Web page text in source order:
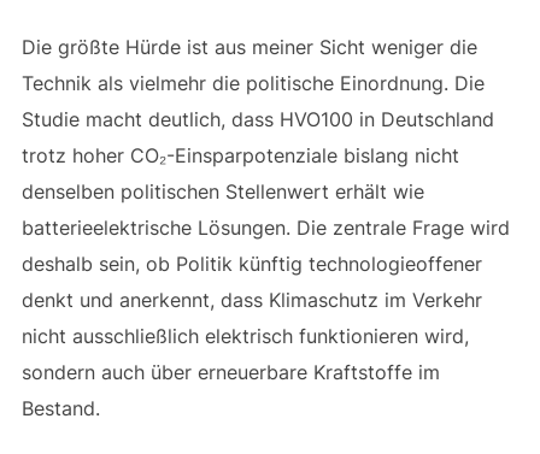
Die größte Hürde ist aus meiner Sicht weniger die
Technik als vielmehr die politische Einordnung. Die
Studie macht deutlich, dass HVO100 in Deutschland
trotz hoher CO₂-Einsparpotenziale bislang nicht
denselben politischen Stellenwert erhält wie
batterieelektrische Lösungen. Die zentrale Frage wird
deshalb sein, ob Politik künftig technologieoffener
denkt und anerkennt, dass Klimaschutz im Verkehr
nicht ausschließlich elektrisch funktionieren wird,
sondern auch über erneuerbare Kraftstoffe im
Bestand.